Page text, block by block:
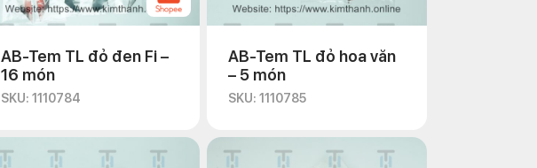
AB-Tem TL đỏ đen Fi –
16 món
SKU: 1110784
AB-Tem TL đỏ hoa văn
– 5 món
SKU: 1110785